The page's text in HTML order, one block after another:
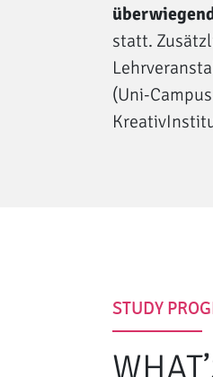
statt.
(Uni-
STUDY